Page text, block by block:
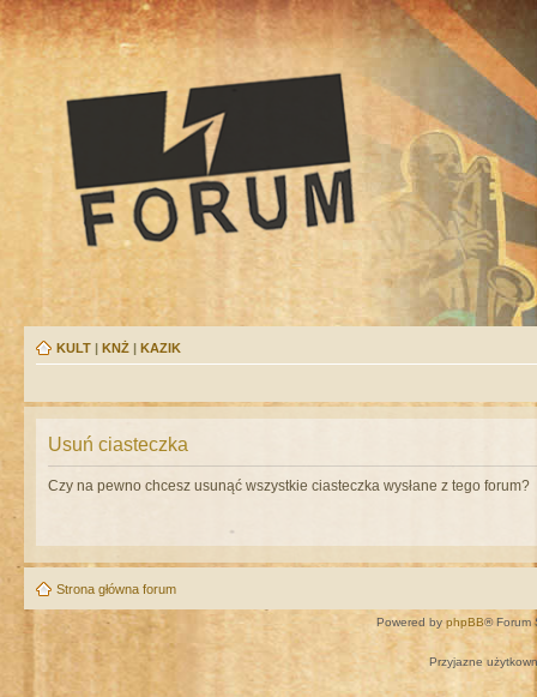
KULT | KNŻ | KAZIK
Usuń ciasteczka
Czy na pewno chcesz usunąć wszystkie ciasteczka wysłane z tego forum?
Strona główna forum
Powered by phpBB® Forum
Przyjazne